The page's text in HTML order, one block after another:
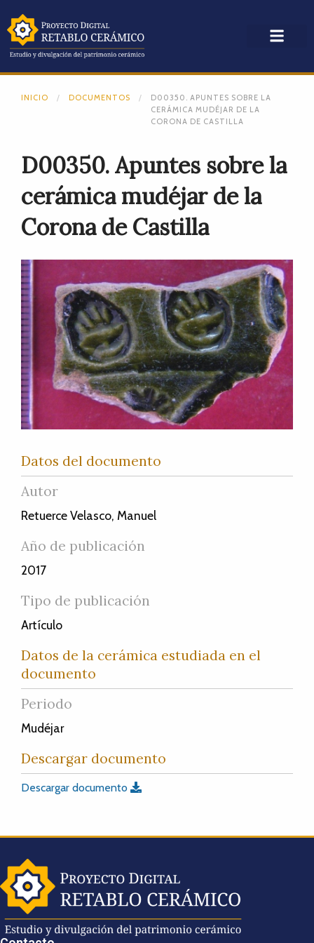
INICIO DOCUMENTOS
D00350. APUNTES SOBRE LA
CERÁMICA MUDÉJAR DE LA
CORONA DE CASTILLA
D00350. Apuntes sobre la
cerámica mudéjar de la
Corona de Castilla
Datos del documento
Autor
Retuerce Velasco, Manuel
Año de publicación
2017
Tipo de publicación
Artículo
Datos de la cerámica estudiada en el
documento
Periodo
Mudéjar
Descargar documento
Descargar documento